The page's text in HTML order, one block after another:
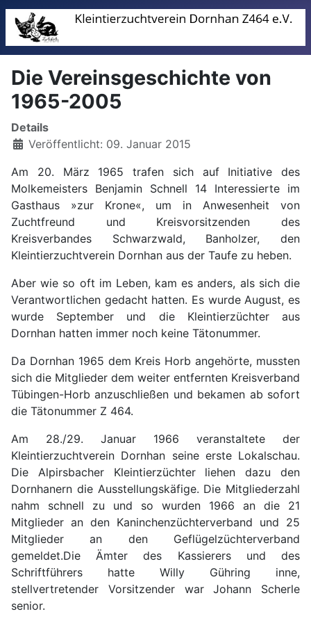
Die Vereinsgeschichte von
1965-2005
Details
Veröffentlicht: 09. Januar 2015
Am 20. März 1965 trafen sich auf Initiative des
Molkemeisters Benjamin Schnell 14 Interessierte im
Gasthaus »zur Krone«, um in Anwesenheit von
Zuchtfreund und Kreisvorsitzenden des
Kreisverbandes Schwarzwald, Banholzer, den
Kleintierzuchtverein Dornhan aus der Taufe zu heben.
Aber wie so oft im Leben, kam es anders, als sich die
Verantwortlichen gedacht hatten. Es wurde August, es
wurde September und die Kleintierzüchter aus
Dornhan hatten immer noch keine Tätonummer.
Da Dornhan 1965 dem Kreis Horb angehörte, mussten
sich die Mitglieder dem weiter entfernten Kreisverband
Tübingen-Horb anzuschließen und bekamen ab sofort
die Tätonummer Z 464.
Am 28./29. Januar 1966 veranstaltete der
Kleintierzuchtverein Dornhan seine erste Lokalschau.
Die Alpirsbacher Kleintierzüchter liehen dazu den
Dornhanern die Ausstellungskäfige. Die Mitgliederzahl
nahm schnell zu und so wurden 1966 an die 21
Mitglieder an den Kaninchenzüchterverband und 25
Mitglieder an den Geflügelzüchterverband
gemeldet.Die Ämter des Kassierers und des
Schriftführers hatte Willy Gühring inne,
stellvertretender Vorsitzender war Johann Scherle
senior.